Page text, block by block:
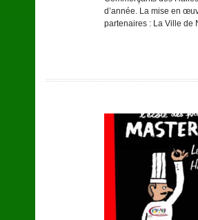
d’année. La mise en
partenaires : La Ville de